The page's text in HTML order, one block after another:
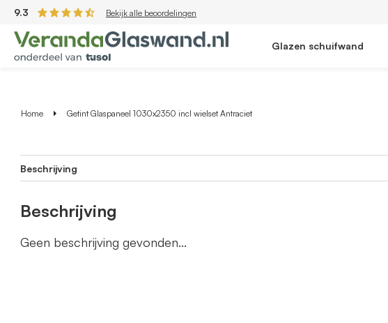
9.3 Bekijk alle beoordelingen
Glazen schuifwand
Home Getint Glaspaneel 1030x2350 incl wielset Antraciet
Beschrijving
Beschrijving
Geen beschrijving gevonden...